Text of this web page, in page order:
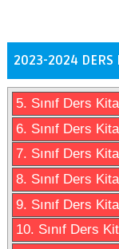
2023-2024 DERS
5. Sınıf Ders
6. Sınıf Ders
7. Sınıf Ders
8. Sınıf Ders
9. Sınıf Ders
10. Sınıf Ders